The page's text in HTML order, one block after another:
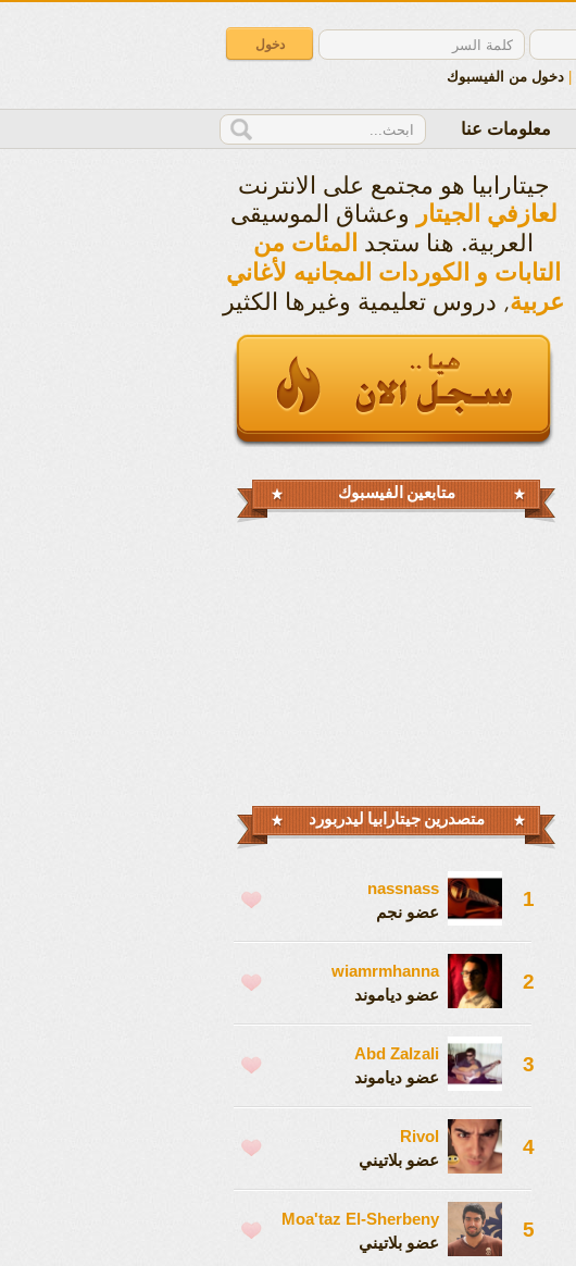
دخول من الفيسبوك
معلومات عنا
جيتارابيا هو مجتمع على الانترنت
لعازفي الجيتار وعشاق الموسيقى
العربية. هنا ستجد المئات من
التابات و الكوردات المجانيه لأغاني
عربية, دروس تعليمية وغيرها الكثير
متابعين الفيسبوك
متصدرين جيتارابيا ليدربورد
1
nassnass
عضو نجم
2
wiamrmhanna
عضو دياموند
3
Abd Zalzali
عضو دياموند
4
Rivol
عضو بلاتيني
5
Moa'taz El-Sherbeny
عضو بلاتيني